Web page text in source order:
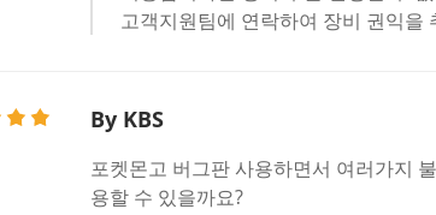
고객지원팀에 연락하여 장비 권익을
By KBS
포켓몬고 버그판 사용하면서 여러가지
용할 수 있을까요?